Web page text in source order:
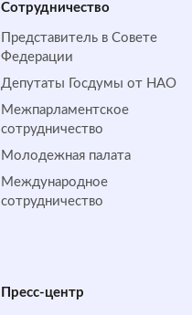
Сотрудничество
Представитель в Совете
Федерации
Депутаты Госдумы от НАО
Межпарламентское
сотрудничество
Молодежная палата
Международное
сотрудничество
Пресс-центр